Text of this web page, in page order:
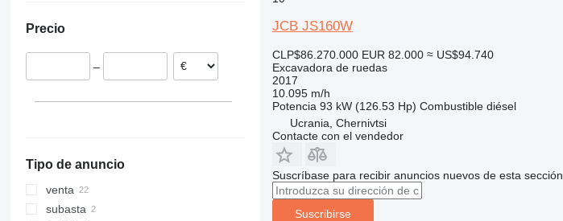
Alemania
Precio
–
Tipo de anuncio
venta
subasta
JCB JS160W
CLP$86.270.000 EUR 82.000 ≈ US$94.740
Excavadora de ruedas
2017
10.095 m/h
Potencia 93 kW (126.53 Hp) Combustible diésel
Ucrania, Chernivtsi
Contacte con el vendedor
Suscríbase para recibir anuncios nuevos de esta sección
Suscribirse